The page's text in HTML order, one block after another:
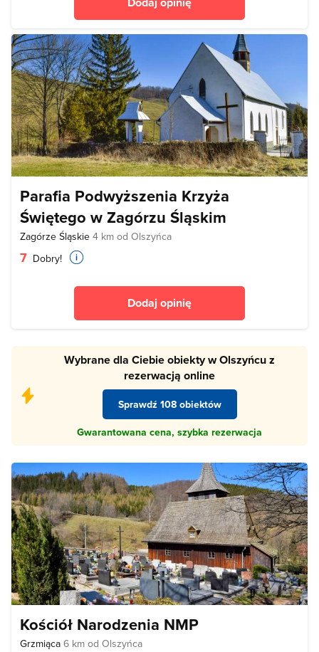
Parafia Podwyższenia Krzyża
Świętego w Zagórzu Śląskim
Zagórze Śląskie 4 km od Olszyńca
7 Dobry!
Dodaj opinię
Wybrane dla Ciebie obiekty w Olszyńcu z
rezerwacją online
Sprawdź 108 obiektów
Gwarantowana cena, szybka rezerwacja
Kościół Narodzenia NMP
Grzmiąca 6 km od Olszyńca